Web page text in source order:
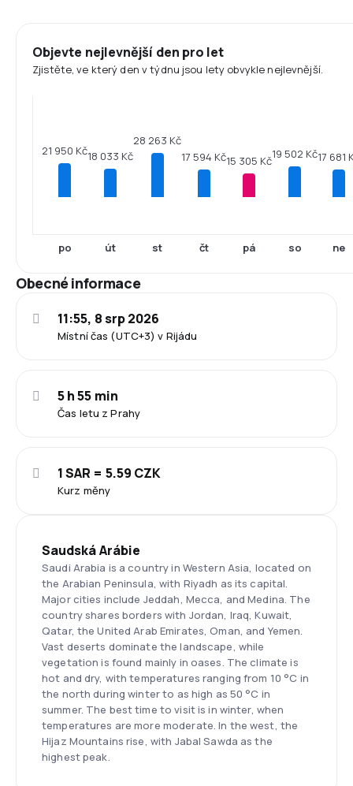
Objevte nejlevnější den pro let
Zjistěte, ve který den v týdnu jsou lety obvykle nejlevnější.
21 950 Kč
po
18 033 Kč
út
28 263 Kč
st
17 594 Kč
čt
15 305 Kč
pá
19 502 Kč
so
17 681
ne
Obecné informace
Místní čas (UTC+3) v Rijádu
11:55, 8 srp 2026
Čas letu z Prahy
5 h 55 min
Kurz měny
1 SAR = 5.59 CZK
Saudská Arábie
Saudi Arabia is a country in Western Asia, located on
the Arabian Peninsula, with Riyadh as its capital.
Major cities include Jeddah, Mecca, and Medina. The
country shares borders with Jordan, Iraq, Kuwait,
Qatar, the United Arab Emirates, Oman, and Yemen.
Vast deserts dominate the landscape, while
vegetation is found mainly in oases. The climate is
hot and dry, with temperatures ranging from 10 °C in
the north during winter to as high as 50 °C in
summer. The best time to visit is in winter, when
temperatures are more moderate. In the west, the
Hijaz Mountains rise, with Jabal Sawda as the
highest peak.